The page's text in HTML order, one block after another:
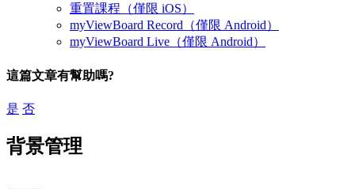
重置課程（僅限 iOS）
myViewBoard Record（僅限 Android）
myViewBoard Live（僅限 Android）
這篇文章有幫助嗎?
是 否
背景管理